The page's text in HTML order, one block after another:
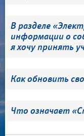
В разделе
информации о
я хочу принять
Как обновить
Что означает